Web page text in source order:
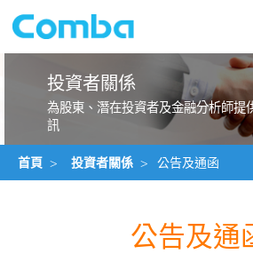
投資者關係
為股東、潛在投資者及金融分析師提
訊
首頁 > 投資者關係 > 公告及通函
公告及通